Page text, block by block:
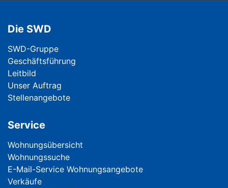
Die SWD
Navigation überspringen
SWD-Gruppe
Geschäftsführung
Leitbild
Unser Auftrag
Stellenangebote
Service
Navigation überspringen
Wohnungsübersicht
Wohnungssuche
E-Mail-Service Wohnungsangebote
Verkäufe